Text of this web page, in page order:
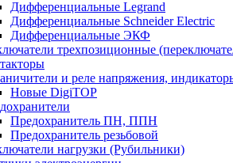
Дифференциальные Legrand
Дифференциальные Schneider Electric
Дифференциальные ЭКФ
трехпозиционные
и реле напряжения,
Новые DigiTOP
Предохранитель ПН, ППН
Предохранитель резьбовой
нагрузки (Рубильники)